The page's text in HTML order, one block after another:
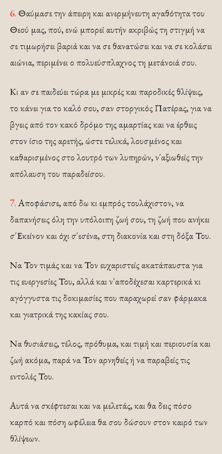
6. Θαύμασε την άπειρη και ανερμήνευτη αγαθότητα του
Θεού μας, πού, ενώ μπορεί αυτήν ακριβώς τη στιγμή να
σε τιμωρήσει βαριά και να σε θανατώσει και να σε κολάσει
αιώνια, περιμένει ο πολυεύσπλαχνος τη μετάνοιά σου.
Κι αν σε παιδεύει τώρα με μικρές και παροδικές θλίψεις,
το κάνει για το καλό σου, σαν στοργικός Πατέρας, για να
βγεις από τον κακό δρόμο της αμαρτίας και να έρθεις
στον ίσιο της αρετής, ώστε τελικά, λουσμένος και
καθαρισμένος στο λουτρό των λυπηρών, ν΄αξιωθείς την
απόλαυση του παραδείσου.
7.Αποφάσισε, από δω κι εμπρός τουλάχιστον, να
δαπανήσεις όλη την υπόλοιπη ζωή σου, τη ζωή που ανήκει
σ΄Εκείνον και όχι σ΄εσένα, στη διακονία και στη δόξα Του.
Να Τον τιμάς και να Τον ευχαριστείς ακατάπαυστα για
τις ευεργεσίες Του, αλλά και ν΄αποδέχεσαι καρτερικά κι
αγόγγυστα τις δοκιμασίες που παραχωρεί σαν φάρμακα
και γιατρικά της κακίας σου.
Να θυσιάσεις, τέλος, πρόθυμα, και τιμή και περιουσία και
ζωή ακόμα, παρά να Τον αρνηθείς ή να παραβείς τις
εντολές Του.
Αυτά να σκέφτεσαι και να μελετάς, και θα δεις πόσο
καρπό και πόση ωφέλεια θα σου δώσουν στον καιρό των
θλίψεων.